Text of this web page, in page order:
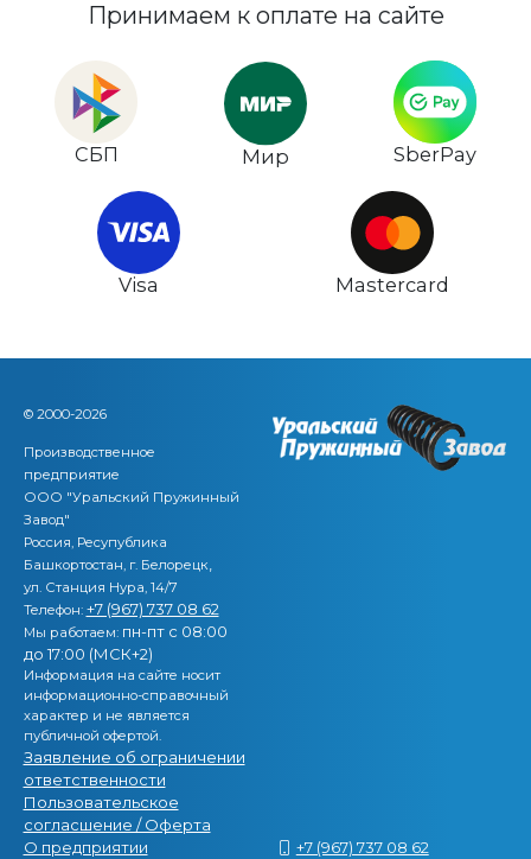
Принимаем к оплате на сайте
СБП Мир SberPay
Visa Mastercard
© 2000-2026
Производственное
предприятие
ООО "Уральский Пружинный
Завод"
Россия, Ресупублика
Башкортостан, г. Белорецк,
ул. Станция Нура, 14/7
Телефон: +7 (967) 737 08 62
Мы работаем: пн-пт с 08:00
до 17:00 (МСК+2)
Информация на сайте носит
информационно-справочный
характер и не является
публичной офертой.
Заявление об ограничении
ответственности
Пользовательское
согласшение / Оферта
О предприятии
+7 (967) 737 08 62